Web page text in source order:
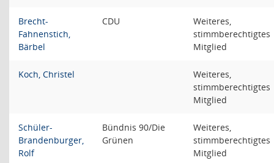
Brecht-
Fahnenstich,
Bärbel
CDU
Weiteres,
stimmberechtigtes
Mitglied
Koch, Christel
Weiteres,
stimmberechtigtes
Mitglied
Schüler-
Brandenburger,
Rolf
Bündnis 90/Die
Grünen
Weiteres,
stimmberechtigtes
Mitglied